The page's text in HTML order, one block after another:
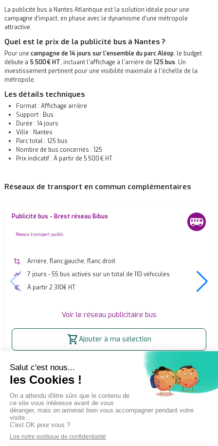
La publicité bus à Nantes Atlantique est la solution idéale pour une
campagne d’impact, en phase avec le dynamisme d’une métropole
attractive.
Quel est le prix de la publicité bus à Nantes ?
Pour une campagne de 14 jours sur l’ensemble du parc Aléop, le budget
débute à 5 500 € HT, incluant l’affichage à l’arrière de 125 bus. Un
investissement pertinent pour une visibilité maximale à l’échelle de la
métropole.
Les détails techniques
Format : Affichage arrière
Support : Bus
Durée : 14 jours
Ville : Nantes
Parc total : 125 bus
Nombre de bus concernés : 125
Prix indicatif : À partir de 5 500 € HT
Réseaux de transport en commun complémentaires
Publicité bus - Brest réseau Bibus
none
Réseau transport public
crop
Arrière, flanc gauche, flanc droit
timeline
7 jours - 55 bus activés sur un total de 110 véhicules
euro
À partir 2 310€ HT
Voir le réseau publicitaire bus
shopping_cartAjouter à ma sélection
Accueil
Affichage publicitaire extérieur (OOH)
Publicité bus - Nantes réseau Aléop